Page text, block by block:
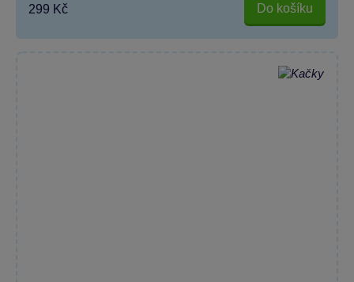
299 Kč Do košíku